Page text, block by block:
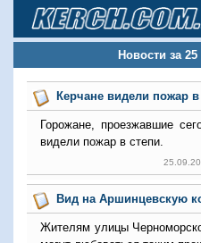
Новости за
Керчане видели пожар
Горожане, проезжавшие
видели пожар в степи.
Вид на Аршинцевскую
Жителям улицы